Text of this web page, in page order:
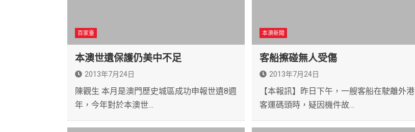
百家臺
本澳世遺保護仍美中不足
2013年7月24日
陳觀生 本月是澳門歷史城區成功申報世遺8週
年，今年對於本澳世…
本澳新聞
客船擦碰無人受傷
2013年7月24日
【本報訊】昨日下午，一艘客船在駛離外港
客運碼頭時，疑因機件故…